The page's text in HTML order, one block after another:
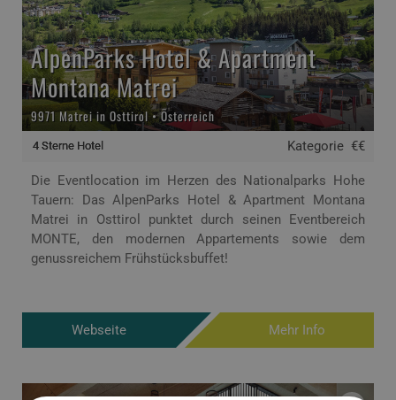
4 Sterne Hotel
AlpenParks Hotel & Apartment
Montana Matrei
9971 Matrei in Osttirol • Österreich
Kategorie €€
Die Eventlocation im Herzen des Nationalparks Hohe
Tauern: Das AlpenParks Hotel & Apartment Montana
Matrei in Osttirol punktet durch seinen Eventbereich
MONTE, den modernen Appartements sowie dem
genussreichem Frühstücksbuffet!
Webseite Mehr Info